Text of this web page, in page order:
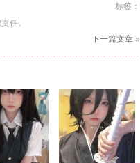
标签：
任。
下一篇文章 »